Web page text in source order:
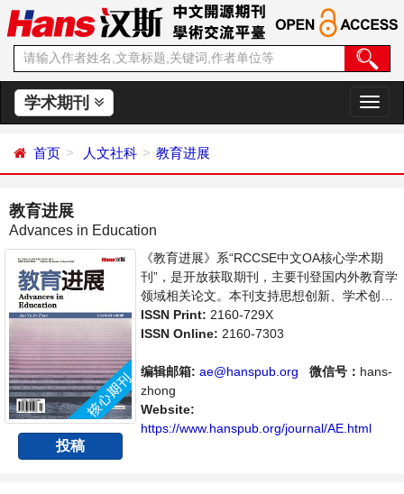
学术期刊
切
换
首页 人文社科 教育进展
教育进展
Advances in Education
投稿
《教育进展》系“RCCSE中文OA核心学术期
刊”，是开放获取期刊，主要刊登国内外教育学
领域相关论文。本刊支持思想创新、学术创
新，倡导科学，繁荣学术，集学术性、思想性
为一体，旨在给世界范围内的科学家、学者、
域内不同方向问题与发展的交流平台。
ISSN Print: 2160-729X
ISSN Online: 2160-7303
编辑邮箱: ae@hanspub.org 微信号： hans-
zhong
Website:
https://www.hanspub.org/journal/AE.html